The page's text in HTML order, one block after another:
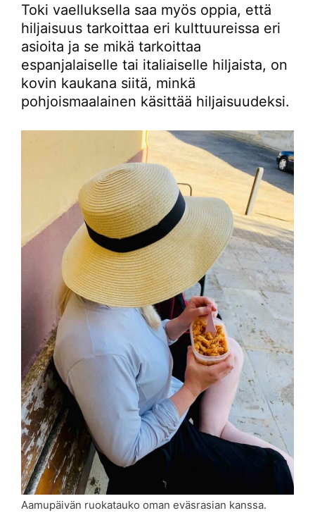
Toki vaelluksella saa myös oppia, että
hiljaisuus tarkoittaa eri kulttuureissa eri
asioita ja se mikä tarkoittaa
espanjalaiselle tai italiaiselle hiljaista, on
kovin kaukana siitä, minkä
pohjoismaalainen käsittää hiljaisuudeksi.
Aamupäivän ruokatauko oman eväsrasian kanssa.